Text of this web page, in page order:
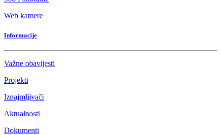
Web kamere
Informacije
Važne obavijesti
Projekti
Iznajmljivači
Aktualnosti
Dokumenti